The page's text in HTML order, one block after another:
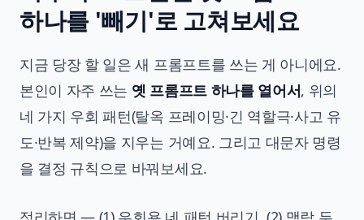
하나를 '빼기'로 고쳐보세요
지금 당장 할 일은 새 프롬프트를 쓰는 게 아니에요.
본인이 자주 쓰는 옛 프롬프트 하나를 열어서, 위의
네 가지 우회 패턴(탈옥 프레이밍·긴 역할극·사고 유
도·반복 제약)을 지우는 거예요. 그리고 대문자 명령
을 결정 규칙으로 바꿔보세요.